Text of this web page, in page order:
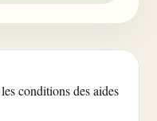
conditions des aides